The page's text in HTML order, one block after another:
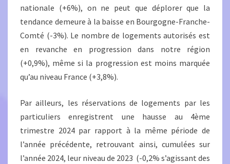
nationale (+6%), on ne peut que déplorer que la
tendance demeure à la baisse en Bourgogne-Franche-
Comté (-3%). Le nombre de logements autorisés est
en revanche en progression dans notre région
(+0,9%), même si la progression est moins marquée
qu’au niveau France (+3,8%).
Par ailleurs, les réservations de logements par les
particuliers enregistrent une hausse au 4ème
trimestre 2024 par rapport à la même période de
l’année précédente, retrouvant ainsi, cumulées sur
l’année 2024, leur niveau de 2023 (-0,2% s’agissant des